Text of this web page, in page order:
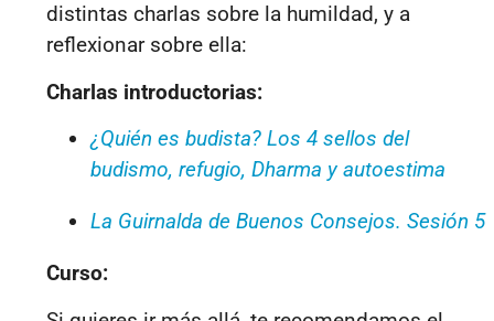
distintas charlas sobre la humildad, y a
reflexionar sobre ella:
Charlas introductorias:
¿Quién es budista? Los 4 sellos del
budismo, refugio, Dharma y autoestima
La Guirnalda de Buenos Consejos. Sesión 5
Curso: